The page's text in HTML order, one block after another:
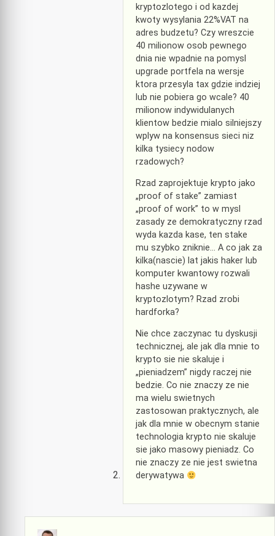
kryptozlotego i od kazdej
kwoty wysylania 22%VAT na
adres budzetu? Czy wreszcie
40 milionow osob pewnego
dnia nie wpadnie na pomysl
upgrade portfela na wersje
ktora przesyla tax gdzie indziej
lub nie pobiera go wcale? 40
milionow indywidulanych
klientow bedzie mialo silniejszy
wplyw na konsensus sieci niz
kilka tysiecy nodow
rzadowych?
Rzad zaprojektuje krypto jako
„proof of stake” zamiast
„proof of work” to w mysl
zasady ze demokratyczny rzad
wyda kazda kase, ten stake
mu szybko zniknie… A co jak za
kilka(nascie) lat jakis haker lub
komputer kwantowy rozwali
hashe uzywane w
kryptozlotym? Rzad zrobi
hardforka?
Nie chce zaczynac tu dyskusji
technicznej, ale jak dla mnie to
krypto sie nie skaluje i
„pieniadzem” nigdy raczej nie
bedzie. Co nie znaczy ze nie
ma wielu swietnych
zastosowan praktycznych, ale
jak dla mnie w obecnym stanie
technologia krypto nie skaluje
sie jako masowy pieniadz. Co
nie znaczy ze nie jest swietna
derywatywa